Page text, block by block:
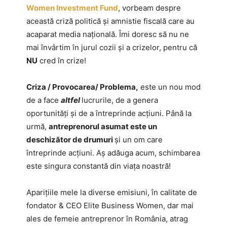
Women Investment Fund, vorbeam despre
această criză politică și amnistie fiscală care au
acaparat media națională. Îmi doresc să nu ne
mai învârtim în jurul cozii și a crizelor, pentru că
NU cred în crize!
Criza / Provocarea/ Problema, este un nou mod
de a face altfellucrurile, de a genera
oportunități și de a întreprinde acțiuni. Până la
urmă, antreprenorul asumat este un
deschizător de drumuri și un om care
întreprinde acțiuni. Aș adăuga acum, schimbarea
este singura constantă din viața noastră!
Aparițiile mele la diverse emisiuni, în calitate de
fondator & CEO Elite Business Women, dar mai
ales de femeie antreprenor în România, atrag